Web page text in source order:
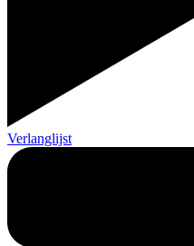
Verlanglijst